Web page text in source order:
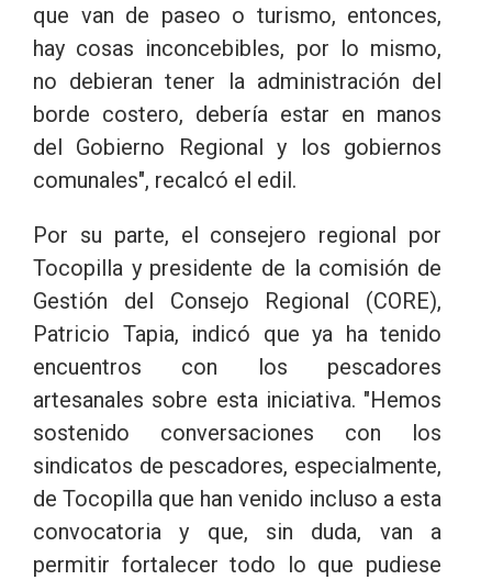
que van de paseo o turismo, entonces,
hay cosas inconcebibles, por lo mismo,
no debieran tener la administración del
borde costero, debería estar en manos
del Gobierno Regional y los gobiernos
comunales", recalcó el edil.
Por su parte, el consejero regional por
Tocopilla y presidente de la comisión de
Gestión del Consejo Regional (CORE),
Patricio Tapia, indicó que ya ha tenido
encuentros con los pescadores
artesanales sobre esta iniciativa. "Hemos
sostenido conversaciones con los
sindicatos de pescadores, especialmente,
de Tocopilla que han venido incluso a esta
convocatoria y que, sin duda, van a
permitir fortalecer todo lo que pudiese